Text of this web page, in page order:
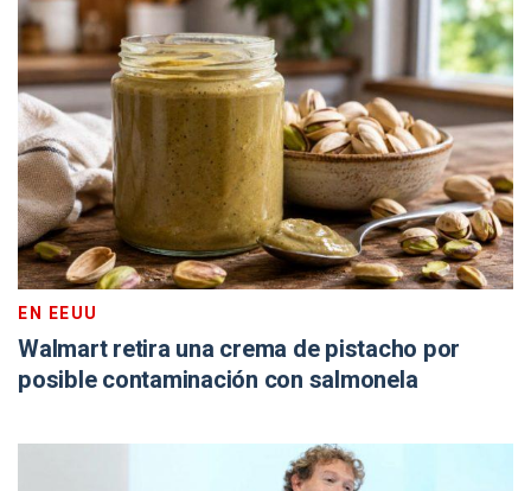
EN EEUU
Walmart retira una crema de pistacho por
posible contaminación con salmonela